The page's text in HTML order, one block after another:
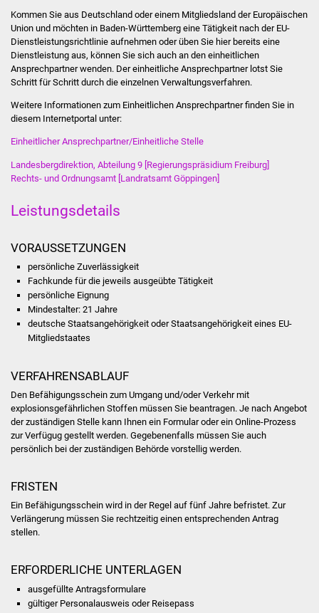
Dienstleistungen
Lebenslagen
Formulare
Bürgerinfos
Bildung
Lokale Agenda
Jugendhaus
Kinder- und
Familienzentrum
Kommen Sie aus Deutschland oder einem Mitgliedsland der Europäischen
Union und möchten in Baden-Württemberg eine Tätigkeit nach der EU-
Dienstleistungsrichtlinie aufnehmen oder üben Sie hier bereits eine
Dienstleistung aus, können Sie sich auch an den einheitlichen
Ansprechpartner wenden. Der einheitliche Ansprechpartner lotst Sie
Schritt für Schritt durch die einzelnen Verwaltungsverfahren.
Weitere Informationen zum Einheitlichen Ansprechpartner finden Sie in
diesem Internetportal unter:
Einheitlicher Ansprechpartner/Einheitliche Stelle
Landesbergdirektion, Abteilung 9 [Regierungspräsidium Freiburg]
Rechts- und Ordnungsamt [Landratsamt Göppingen]
Leistungsdetails
VORAUSSETZUNGEN
persönliche Zuverlässigkeit
Fachkunde für die jeweils ausgeübte Tätigkeit
persönliche Eignung
Mindestalter: 21 Jahre
deutsche Staatsangehörigkeit oder Staatsangehörigkeit eines EU-
Mitgliedstaates
VERFAHRENSABLAUF
Den Befähigungsschein zum Umgang und/oder Verkehr mit
explosionsgefährlichen Stoffen müssen Sie beantragen. Je nach Angebot
der zuständigen Stelle kann Ihnen ein Formular oder ein Online-Prozess
zur Verfügug gestellt werden. Gegebenenfalls müssen Sie auch
persönlich bei der zuständigen Behörde vorstellig werden.
FRISTEN
Ein Befähigungsschein wird in der Regel auf fünf Jahre befristet. Zur
Verlängerung müssen Sie rechtzeitig einen entsprechenden Antrag
stellen.
ERFORDERLICHE UNTERLAGEN
ausgefüllte Antragsformulare
gültiger Personalausweis oder Reisepass